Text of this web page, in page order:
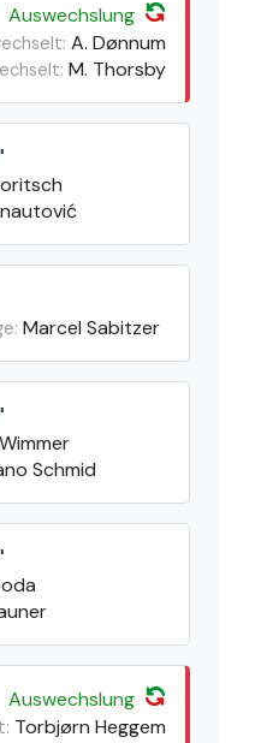
Auswechslung
A. Dønnum
M. Thorsby
Marcel Sabitzer
Schmid
Auswechslung
Torbjørn Heggem